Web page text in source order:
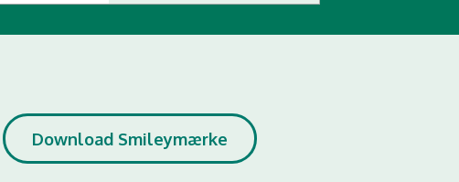
Download Smileymærke